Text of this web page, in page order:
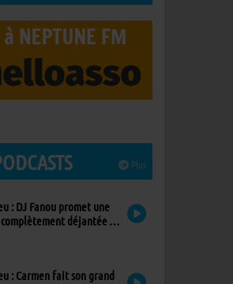
Plus
: DJ Fanou promet une
déjantée à
: Carmen fait son grand